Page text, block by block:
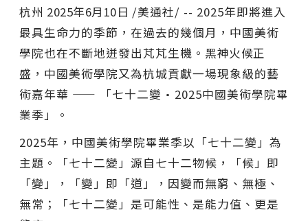
杭州 2025年6月10日 /美通社/ -- 2025年即將進入
最具生命力的季節，在過去的幾個月，中國美術
學院也在不斷地迸發出芃芃生機。 黑神火候正
盛 ，中國美術學院又為杭城貢獻一場現象級的藝
術嘉年華 —— 「七十二變•2025中國美術學院畢
業季」。
2025年，中國美術學院畢業季以「七十二變」為
主題。「七十二變」源自七十二物候，「候」即
「變」，「變」即「道」，因變而無窮、無極、
無常；「七十二變」是可能性、是能力值、更是